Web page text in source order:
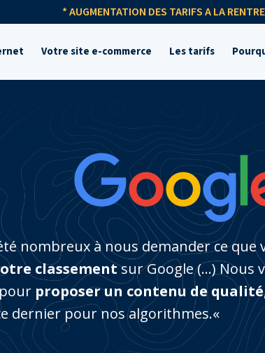
* AUGMENTATION DES TARIFS A LA
Votre site e-commerce Les tarifs
nombreux à nous demander ce
classementsur Google (…) Nous
proposer un contenu de qualité
dernier pour nos algorithmes.«